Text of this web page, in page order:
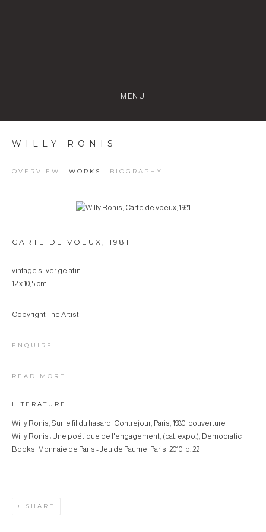
MENU
WILLY RONIS
OVERVIEW WORKS BIOGRAPHY
Open a larger version of the following image in a popup:
CARTE DE VOEUX , 1981
vintage silver gelatin
12 x 10,5 cm
Copyright The Artist
ENQUIRE
READ MORE
LITERATURE
Willy Ronis, Sur le fil du hasard, Contrejour, Paris, 1980, couverture
Willy Ronis : Une poétique de l'engagement, (cat. expo.), Democratic
Books, Monnaie de Paris - Jeu de Paume, Paris, 2010, p. 22
SHARE